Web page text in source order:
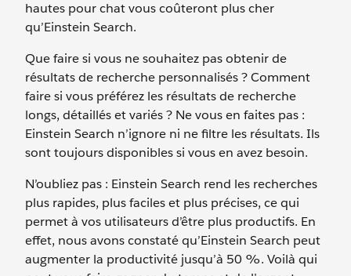
hautes pour chat vous coûteront plus cher
qu’Einstein Search.
Que faire si vous ne souhaitez pas obtenir de
résultats de recherche personnalisés ? Comment
faire si vous préférez les résultats de recherche
longs, détaillés et variés ? Ne vous en faites pas :
Einstein Search n’ignore ni ne filtre les résultats. Ils
sont toujours disponibles si vous en avez besoin.
N’oubliez pas : Einstein Search rend les recherches
plus rapides, plus faciles et plus précises, ce qui
permet à vos utilisateurs d’être plus productifs. En
effet, nous avons constaté qu’Einstein Search peut
augmenter la productivité jusqu’à 50 %. Voilà qui